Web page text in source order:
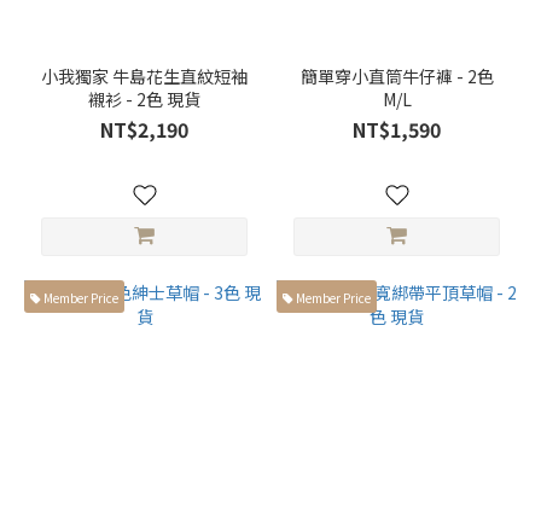
小我獨家 牛島花生直紋短袖
襯衫 - 2色 現貨
NT$2,190
簡單穿小直筒牛仔褲 - 2色
M/L
NT$1,590
Member Price Member Price